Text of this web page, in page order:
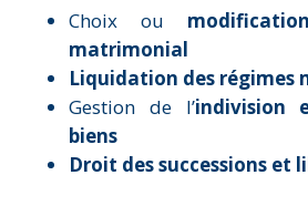
Choix ou
matrimonial
Liquidation des régimes
Gestion de l’indivision
biens
Droit des successions et